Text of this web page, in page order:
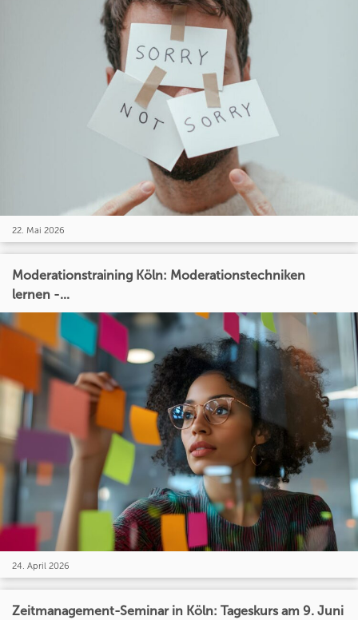
22. Mai 2026
Moderationstraining Köln: Moderationstechniken
lernen -...
24. April 2026
Zeitmanagement-Seminar in Köln: Tageskurs am 9. Juni